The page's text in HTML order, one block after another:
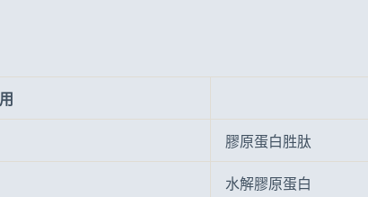
膠原蛋白胜肽
水解膠原蛋白